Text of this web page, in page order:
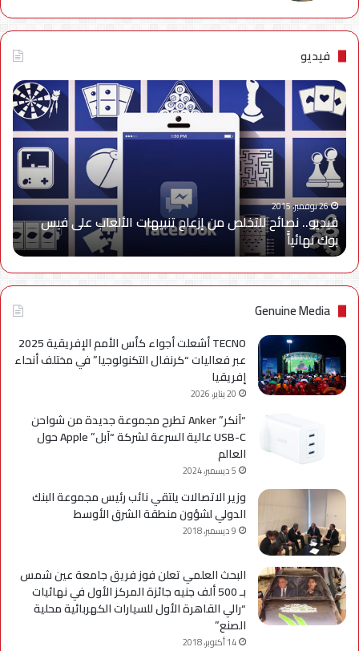
فيديو
فيديو..
نصائح
للتخلص
من
إزعاج
تنبيهات
الألعاب
على
فيس
بوك
نهائياًَ
26 نوفمبر، 2015
فيديو.. نصائح للتخلص من إزعاج تنبيهات الألعاب على فيس
بوك نهائياًَ
Genuine Media
TECNO أشعلت أجواء كأس الأمم الإفريقية 2025
عبر فعاليات “كرنفال التكنولوجيا” في مختلف أنحاء
إفريقيا
20 يناير، 2026
“آنكر” Anker تطرح مجموعة جديدة من شواحن
USB-C عالية السرعة لشركة “آبل” Apple حول
العالم
5 ديسمبر، 2024
وزير الاتصالات يلتقي نائب رئيس مجموعة البنك
الدولي لشؤون منطقة الشرق الأوسط
9 ديسمبر، 2018
البحث العلمي تعلن فوز فريق جامعة عين شمس
بـ 500 ألف جنيه جائزة المركز الأول في نهائيات
“رالي القاهرة الأول للسيارات الكهربائية محلية
الصنع”
14 أكتوبر، 2018